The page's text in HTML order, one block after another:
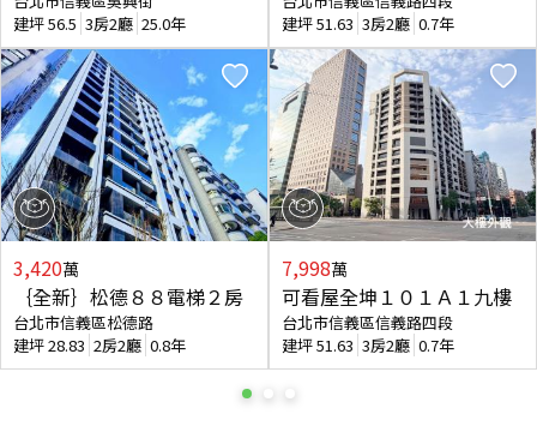
建坪56.5 3房2廳 25.0年
3,420萬
｛全新｝松德８８電梯２房
台北市信義區松德路
建坪28.83 2房2廳 0.8年
建坪51.63 3房2廳 0.7年
7,998萬
可看屋全坤１０１Ａ１九樓
台北市信義區信義路四段
建坪51.63 3房2廳 0.7年